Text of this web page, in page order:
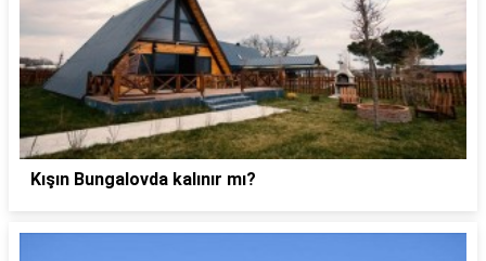
Kışın Bungalovda kalınır mı?